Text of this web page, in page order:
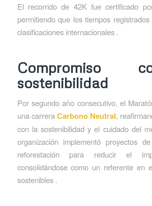
El recorrido de 42K fue certificado
permitiendo que los tiempos
clasificaciones internacionales .
Compromiso
sostenibilidad
Por segundo año consecutivo, el
una carreraCarbono Neutral,
con la sostenibilidad y el cuidado del
organización implementó proyectos
reforestación para reducir el
consolidándose como un referente en
sostenibles .